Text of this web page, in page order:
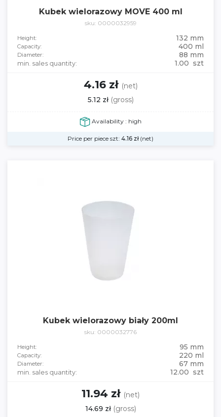
Kubek wielorazowy MOVE 400 ml
sku: 0000032959
Height: 132 mm
Capacity: 400 ml
Diameter: 88 mm
min. sales quantity: 1.00 szt
4.16 zł (net)
5.12 zł (gross)
Availability : high
Price per piece szt: 4.16 zł(net)
Kubek wielorazowy biały 200ml
sku: 0000032776
Height: 95 mm
Capacity: 220 ml
Diameter: 67 mm
min. sales quantity: 12.00 szt
11.94 zł (net)
14.69 zł (gross)